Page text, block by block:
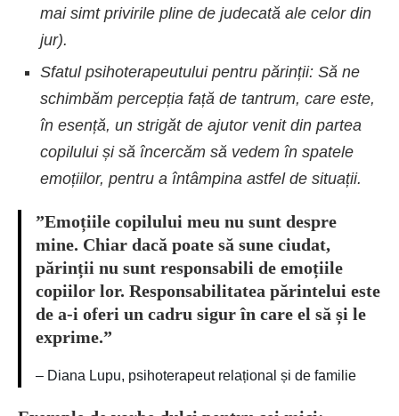
mai simt privirile pline de judecată ale celor din
jur).
Sfatul psihoterapeutului pentru părinții: Să ne
schimbăm percepția față de tantrum, care este,
în esență, un strigăt de ajutor venit din partea
copilului și să încercăm să vedem în spatele
emoțiilor, pentru a întâmpina astfel de situații.
”Emoțiile copilului meu nu sunt despre
mine. Chiar dacă poate să sune ciudat,
părinții nu sunt responsabili de emoțiile
copiilor lor. Responsabilitatea părintelui este
de a-i oferi un cadru sigur în care el să și le
exprime.”
– Diana Lupu, psihoterapeut relațional și de familie